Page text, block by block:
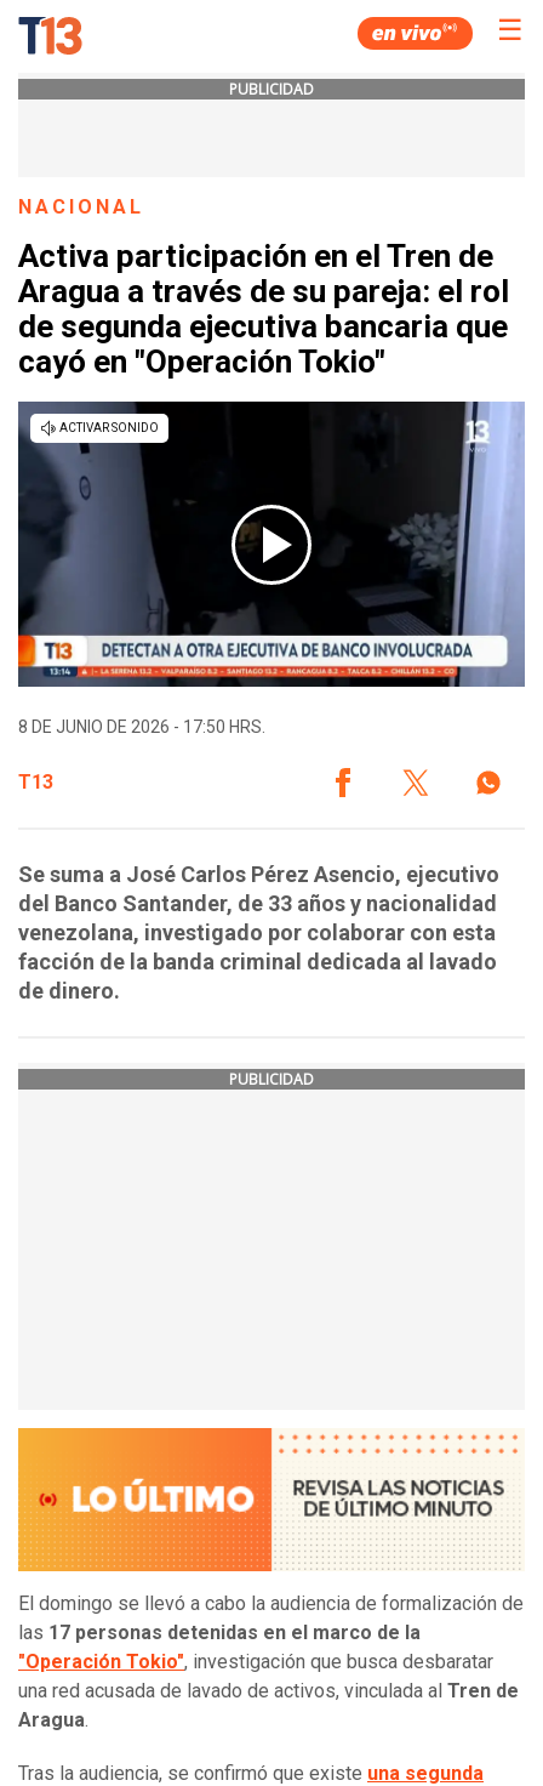
☰
PUBLICIDAD
NACIONAL
Activa participación en el Tren de
Aragua a través de su pareja: el rol
de segunda ejecutiva bancaria que
cayó en "Operación Tokio"
8 DE JUNIO DE 2026 - 17:50 HRS.
T13
Se suma a José Carlos Pérez Asencio, ejecutivo
del Banco Santander, de 33 años y nacionalidad
venezolana, investigado por colaborar con esta
facción de la banda criminal dedicada al lavado
de dinero.
PUBLICIDAD
El domingo se llevó a cabo la audiencia de formalización de
las 17 personas detenidas en el marco de la
"Operación Tokio", investigación que busca desbaratar
una red acusada de lavado de activos, vinculada al Tren de
Aragua.
Tras la audiencia, se confirmó que existe una segunda